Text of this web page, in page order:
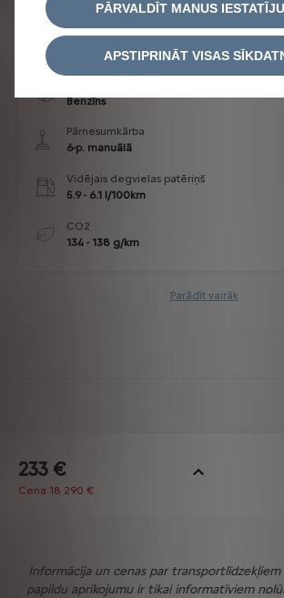
Informācija un cenas par
papildu aprīkojumu ir tikai informatīviem
PĀRVALDĪT MANUS
APSTIPRINĀT VISAS